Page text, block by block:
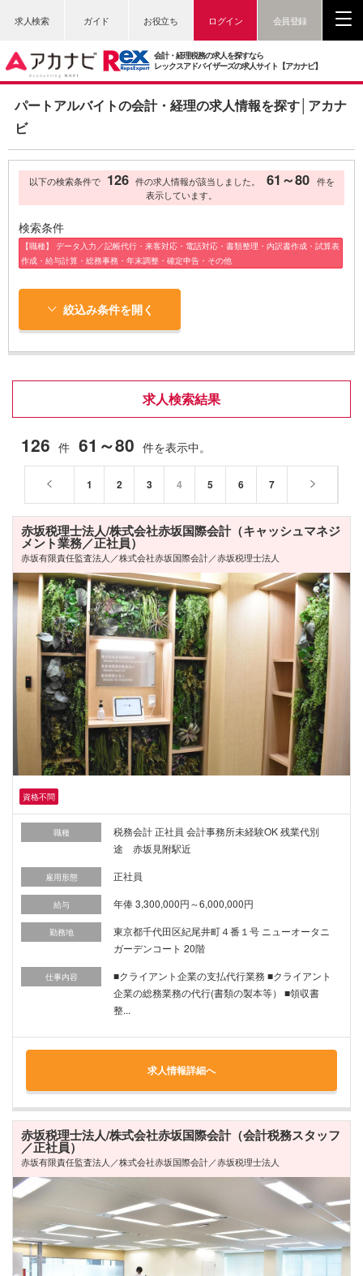
求人検索 ガイド お役立ち ログイン 会員登録
会計・経理税務の求人を探すなら
レックスアドバイザーズの求人サイト【アカナビ】
パートアルバイトの会計・経理の求人情報を探す│アカナ
ビ
以下の検索条件で 126 件の求人情報が該当しました。 61～80 件を
表示しています。
検索条件
【職種】 データ入力／記帳代行・来客対応・電話対応・書類整理・内訳書作成・試算表
作成・給与計算・総務事務・年末調整・確定申告・その他
絞込み条件を開く
求人検索結果
126 件 61～80 件を表示中。
1 2 3 4 5 6 7
赤坂税理士法人/株式会社赤坂国際会計（キャッシュマネジ
メント業務／正社員）
赤坂有限責任監査法人／株式会社赤坂国際会計／赤坂税理士法人
資格不問
職種
税務会計 正社員 会計事務所未経験OK 残業代別
途 赤坂見附駅近
雇用形態 正社員
給与 年俸 3,300,000円～6,000,000円
勤務地
東京都千代田区紀尾井町４番１号 ニューオータニ
ガーデンコート 20階
仕事内容
■クライアント企業の支払代行業務 ■クライアント
企業の総務業務の代行(書類の製本等） ■領収書
整...
求人情報詳細へ
赤坂税理士法人/株式会社赤坂国際会計（会計税務スタッフ
／正社員）
赤坂有限責任監査法人／株式会社赤坂国際会計／赤坂税理士法人